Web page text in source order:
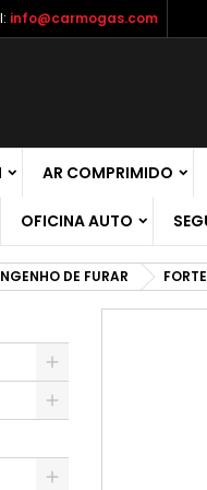
info@carmogas.com
AR COMPRIMIDO
OFICINA AUTO
DE FURAR